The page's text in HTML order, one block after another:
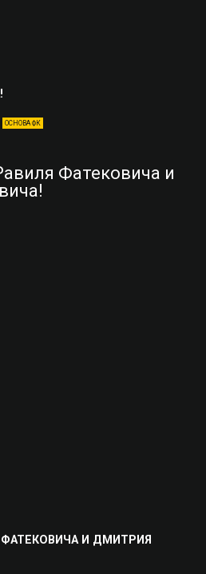
ОСНОВА ФК
И ДМИТРИЯ